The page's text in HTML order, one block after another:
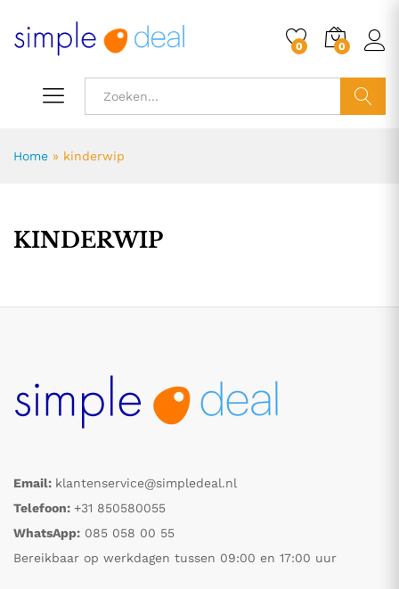
0 0
Home » kinderwip
KINDERWIP
Email: klantenservice@simpledeal.nl
Telefoon: +31 850580055
WhatsApp: 085 058 00 55
Bereikbaar op werkdagen tussen 09:00 en 17:00 uur